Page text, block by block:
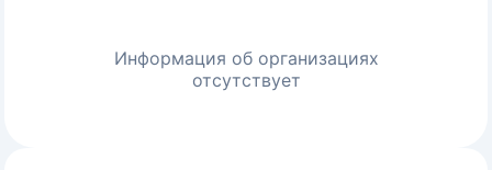
Информация об организациях
отсутствует